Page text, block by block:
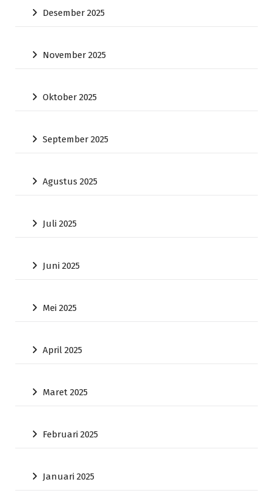
Desember 2025
November 2025
Oktober 2025
September 2025
Agustus 2025
Juli 2025
Juni 2025
Mei 2025
April 2025
Maret 2025
Februari 2025
Januari 2025